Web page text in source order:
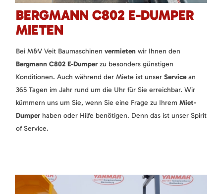
BERGMANN C802 E-DUMPER
MIETEN
Bei M&V Veit Baumaschinen vermieten wir Ihnen den
Bergmann C802 E-Dumper zu besonders günstigen
Konditionen. Auch während der Miete ist unser Servicean
365 Tagen im Jahr rund um die Uhr für Sie erreichbar. Wir
kümmern uns um Sie, wenn Sie eine Frage zu Ihrem Miet-
Dumper haben oder Hilfe benötigen. Denn das ist unser Spirit
of Service.